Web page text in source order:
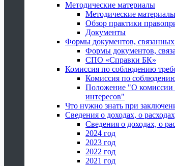
Методические материалы
Методические материалы
Обзор практики
Документы
Формы документов,
Формы документов,
СПО «Справки БК»
Комиссия по соблюдению
Комиссия по
Положение "О комиссии
интересов"
Что нужно знать при
Сведения о доходах, о
Сведения о доходах, о
2024 год
2023 год
2022 год
2021 год